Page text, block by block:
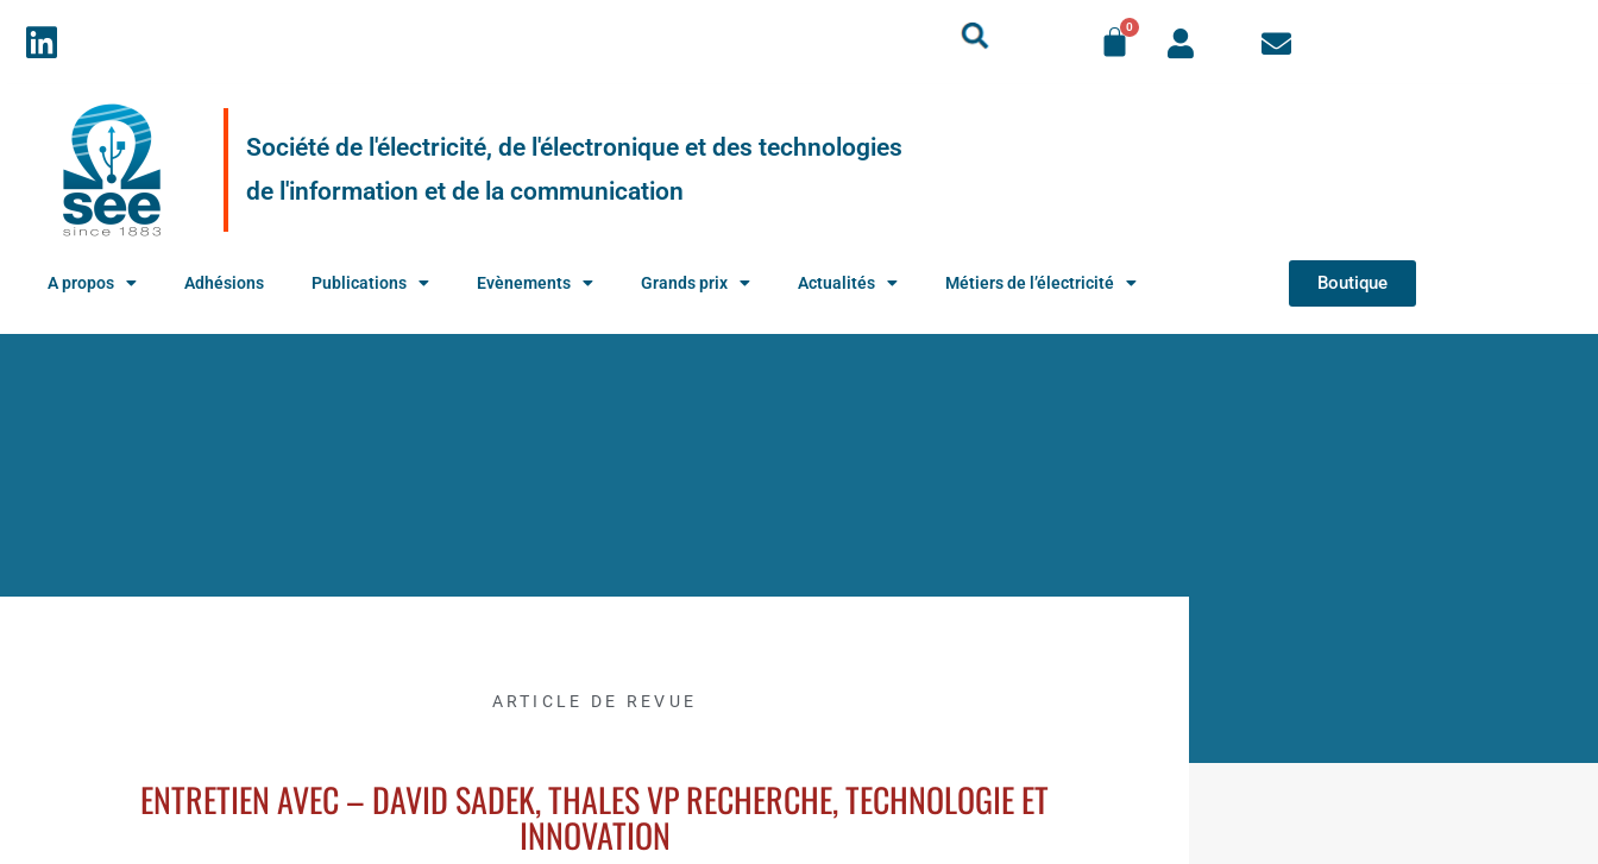
Société de l'électricité, de l'électronique et des technologies
de l'information et de la communication
A propos Adhésions Publications Evènements Grands prix Actualités Métiers de l’électricité Boutique
ARTICLE DE REVUE
ENTRETIEN AVEC – DAVID SADEK, THALES VP RECHERCHE, TECHNOLOGIE ET
INNOVATION